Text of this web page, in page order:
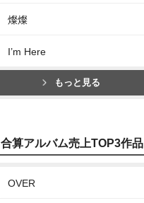
燦燦
I’m Here
もっと見る
合算アルバム売上TOP3作品
OVER